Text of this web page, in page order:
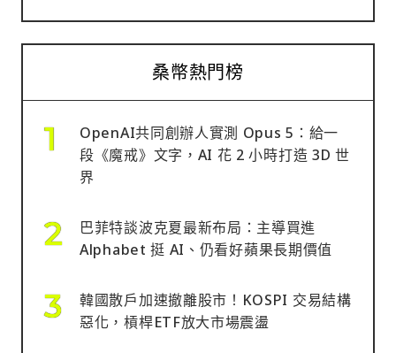
桑幣熱門榜
OpenAI共同創辦人實測 Opus 5：給一
段《魔戒》文字，AI 花 2 小時打造 3D 世
界
巴菲特談波克夏最新布局：主導買進
Alphabet 挺 AI、仍看好蘋果長期價值
韓國散戶加速撤離股市！KOSPI 交易結構
惡化，槓桿ETF放大市場震盪